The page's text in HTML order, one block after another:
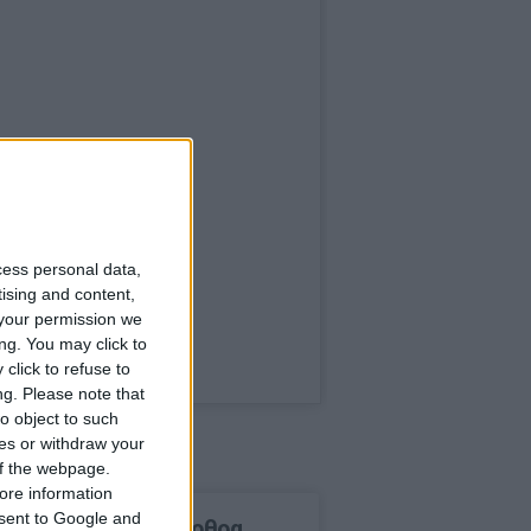
personal data,
and content,
permission we
You may click to
click to refuse to
Please note that
object to such
or withdraw your
the webpage.
information
to Google and